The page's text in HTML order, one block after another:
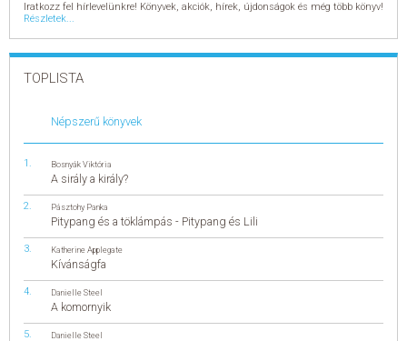
Iratkozz fel hírlevelünkre! Könyvek, akciók, hírek, újdonságok és még több könyv!
Részletek...
TOPLISTA
Népszerű könyvek
Bosnyák Viktória
A sirály a király?
Pásztohy Panka
Pitypang és a töklámpás - Pitypang és Lili
Katherine Applegate
Kívánságfa
Danielle Steel
A komornyik
Danielle Steel